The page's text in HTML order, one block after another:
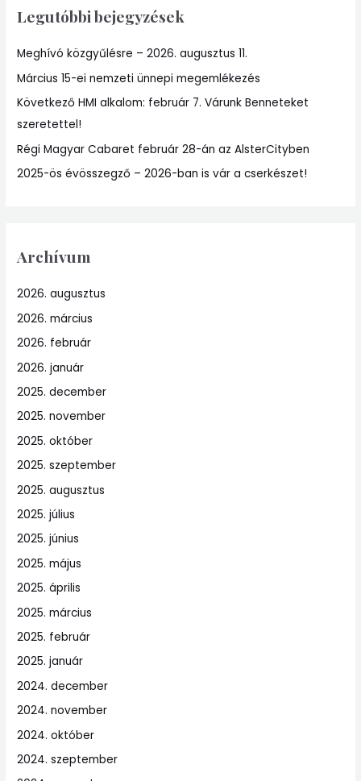
c
f
o
r
:
Legutóbbi bejegyzések
Meghívó közgyűlésre – 2026. augusztus 11.
Március 15-ei nemzeti ünnepi megemlékezés
Következő HMI alkalom: február 7. Várunk Benneteket
szeretettel!
Régi Magyar Cabaret február 28-án az AlsterCityben
2025-ös évösszegző – 2026-ban is vár a cserkészet!
Archívum
2026. augusztus
2026. március
2026. február
2026. január
2025. december
2025. november
2025. október
2025. szeptember
2025. augusztus
2025. július
2025. június
2025. május
2025. április
2025. március
2025. február
2025. január
2024. december
2024. november
2024. október
2024. szeptember